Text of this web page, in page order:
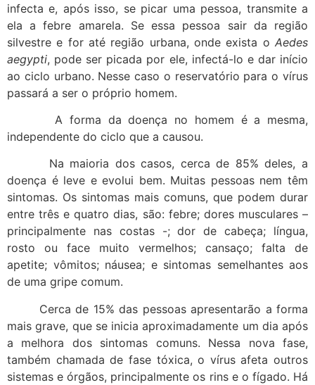
infecta e, após isso, se picar uma pessoa, transmite a
ela a febre amarela. Se essa pessoa sair da região
silvestre e for até região urbana, onde exista o Aedes
aegypti, pode ser picada por ele, infectá-lo e dar início
ao ciclo urbano. Nesse caso o reservatório para o vírus
passará a ser o próprio homem.
A forma da doença no homem é a mesma,
independente do ciclo que a causou.
Na maioria dos casos, cerca de 85% deles, a
doença é leve e evolui bem. Muitas pessoas nem têm
sintomas. Os sintomas mais comuns, que podem durar
entre três e quatro dias, são: febre; dores musculares –
principalmente nas costas -; dor de cabeça; língua,
rosto ou face muito vermelhos; cansaço; falta de
apetite; vômitos; náusea; e sintomas semelhantes aos
de uma gripe comum.
Cerca de 15% das pessoas apresentarão a forma
mais grave, que se inicia aproximadamente um dia após
a melhora dos sintomas comuns. Nessa nova fase,
também chamada de fase tóxica, o vírus afeta outros
sistemas e órgãos, principalmente os rins e o fígado. Há